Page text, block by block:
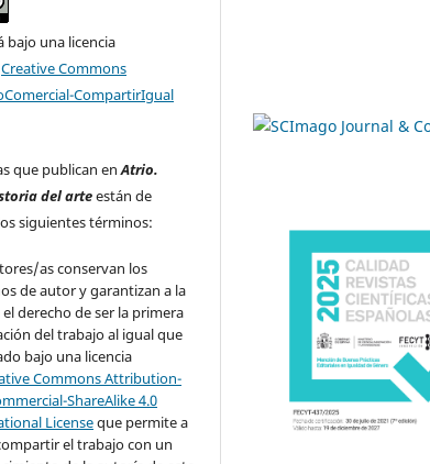
bajo una licencia
Creative Commons
CompartirIgual
que publican enAtrio.
del arteestán de
siguientes términos:
as conservan los
de autor y garantizan a la
derecho de ser la primera
del trabajo al igual que
bajo una licencia
Commons Attribution-
ShareAlike 4.0
Licenseque permite a
el trabajo con un